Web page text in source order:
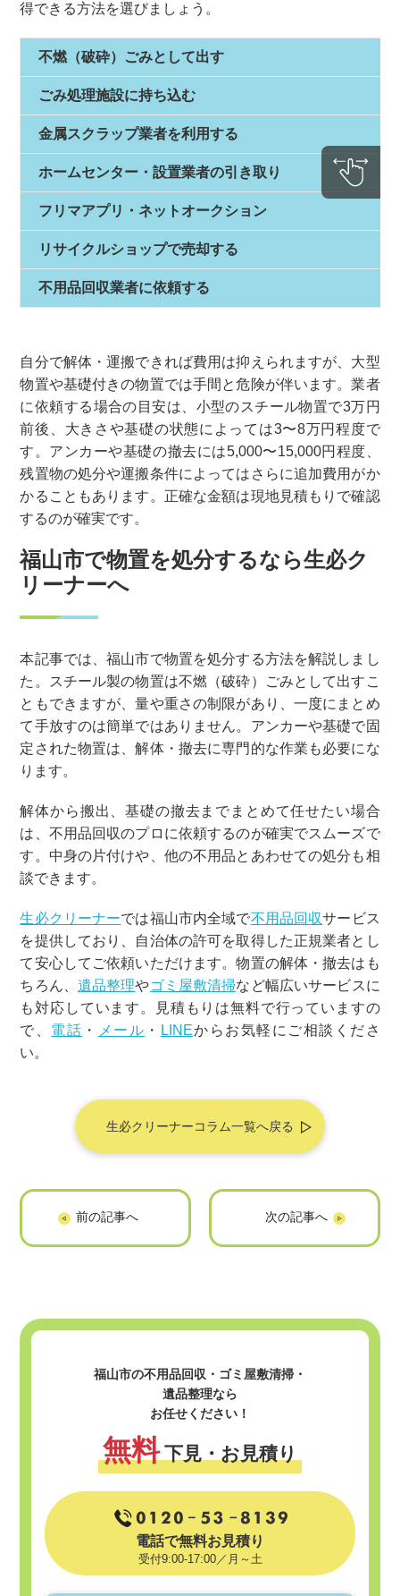
得できる方法を選びましょう。
不燃（破砕）ごみとして出す
ごみ処理施設に持ち込む
金属スクラップ業者を利用する
ホームセンター・設置業者の引き取り
フリマアプリ・ネットオークション
リサイクルショップで売却する
不用品回収業者に依頼する
自分で解体・運搬できれば費用は抑えられますが、大型
物置や基礎付きの物置では手間と危険が伴います。業者
に依頼する場合の目安は、小型のスチール物置で3万円
前後、大きさや基礎の状態によっては3〜8万円程度で
す。アンカーや基礎の撤去には5,000〜15,000円程度、
残置物の処分や運搬条件によってはさらに追加費用がか
かることもあります。正確な金額は現地見積もりで確認
するのが確実です。
福山市で物置を処分するなら生必ク
リーナーへ
本記事では、福山市で物置を処分する方法を解説しまし
た。スチール製の物置は不燃（破砕）ごみとして出すこ
ともできますが、量や重さの制限があり、一度にまとめ
て手放すのは簡単ではありません。アンカーや基礎で固
定された物置は、解体・撤去に専門的な作業も必要にな
ります。
解体から搬出、基礎の撤去までまとめて任せたい場合
は、不用品回収のプロに依頼するのが確実でスムーズで
す。中身の片付けや、他の不用品とあわせての処分も相
談できます。
生必クリーナーでは福山市内全域で不用品回収サービス
を提供しており、自治体の許可を取得した正規業者とし
て安心してご依頼いただけます。物置の解体・撤去はも
ちろん、 遺品整理やゴミ屋敷清掃など幅広いサービスに
も対応しています。見積もりは無料で行っていますの
で、 電話 ・ メール ・ LINEからお気軽にご相談くださ
い。
生必クリーナーコラム一覧へ戻る
福山市での大型家
福山市でのウォシ
福山市の不用品回収・ゴミ屋敷清掃・
遺品整理なら
お任せください！
無料 下見・お見積り
電話で無料お見積り
受付9:00-17:00／月～土